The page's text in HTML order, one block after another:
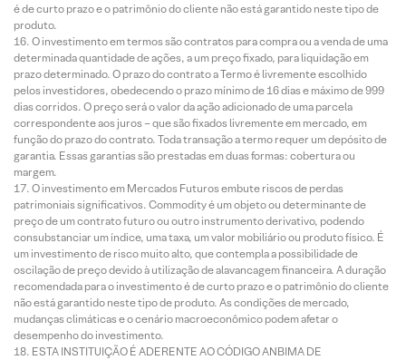
é de curto prazo e o patrimônio do cliente não está garantido neste tipo de
produto.
O investimento em termos são contratos para compra ou a venda de uma
determinada quantidade de ações, a um preço fixado, para liquidação em
prazo determinado. O prazo do contrato a Termo é livremente escolhido
pelos investidores, obedecendo o prazo mínimo de 16 dias e máximo de 999
dias corridos. O preço será o valor da ação adicionado de uma parcela
correspondente aos juros – que são fixados livremente em mercado, em
função do prazo do contrato. Toda transação a termo requer um depósito de
garantia. Essas garantias são prestadas em duas formas: cobertura ou
margem.
O investimento em Mercados Futuros embute riscos de perdas
patrimoniais significativos. Commodity é um objeto ou determinante de
preço de um contrato futuro ou outro instrumento derivativo, podendo
consubstanciar um índice, uma taxa, um valor mobiliário ou produto físico. É
um investimento de risco muito alto, que contempla a possibilidade de
oscilação de preço devido à utilização de alavancagem financeira. A duração
recomendada para o investimento é de curto prazo e o patrimônio do cliente
não está garantido neste tipo de produto. As condições de mercado,
mudanças climáticas e o cenário macroeconômico podem afetar o
desempenho do investimento.
ESTA INSTITUIÇÃO É ADERENTE AO CÓDIGO ANBIMA DE